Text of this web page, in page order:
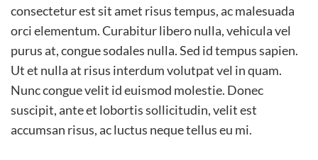
consectetur est sit amet risus tempus, ac malesuada
orci elementum. Curabitur libero nulla, vehicula vel
purus at, congue sodales nulla. Sed id tempus sapien.
Ut et nulla at risus interdum volutpat vel in quam.
Nunc congue velit id euismod molestie. Donec
suscipit, ante et lobortis sollicitudin, velit est
accumsan risus, ac luctus neque tellus eu mi.